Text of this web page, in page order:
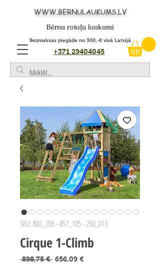
WWW.BERNULAUKUMS.LV
Bērnu rotaļu laukumi
Bezmaksas piegāde no 300,-€ visā Latvijā
+371 29404045
SKU: 802_206 - 857_105 - 250_013
Cirque 1-Climb
898,75 € Parastā
656,09 €